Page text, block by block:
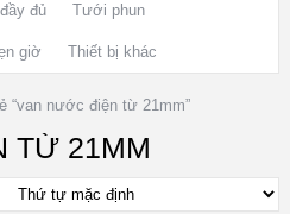
đủ Tưới phun
giờ Thiết bị khác
“van nước điện từ 21mm”
TỪ 21MM